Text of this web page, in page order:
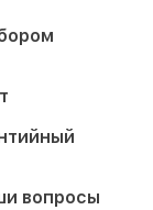
вопросы